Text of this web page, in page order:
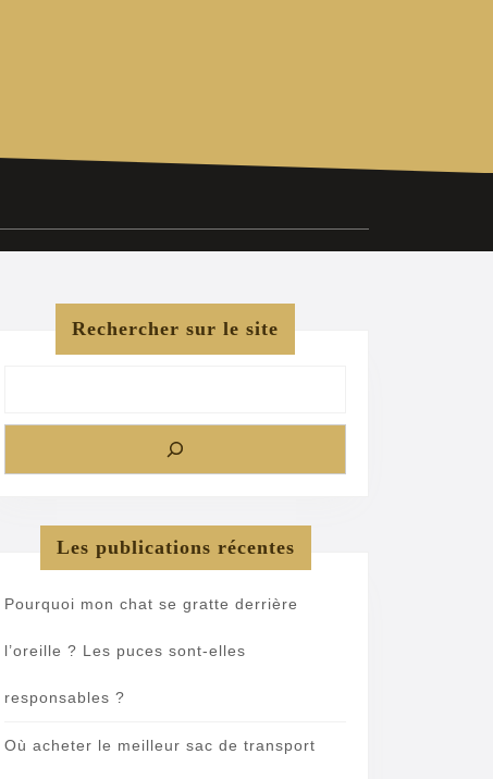
Rechercher sur le site
Les publications récentes
Pourquoi mon chat se gratte derrière
l’oreille ? Les puces sont-elles
responsables ?
Où acheter le meilleur sac de transport